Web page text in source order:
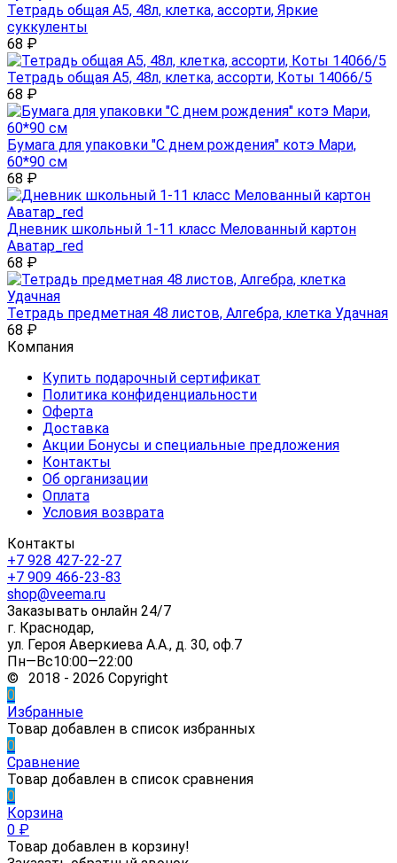
Тетрадь общая А5, 48л, клетка, ассорти, Яркие
суккуленты
68 ₽
Тетрадь общая А5, 48л, клетка, ассорти, Коты 14066/5
68 ₽
Бумага для упаковки "С днем рождения" котэ Мари,
60*90 см
68 ₽
Дневник школьный 1-11 класс Мелованный картон
Аватар_red
68 ₽
Тетрадь предметная 48 листов, Алгебра, клетка Удачная
68 ₽
Компания
Купить подарочный сертификат
Политика конфиденциальности
Оферта
Доставка
Акции Бонусы и специальные предложения
Контакты
Об организации
Оплата
Условия возврата
Контакты
+7 928 427-22-27
+7 909 466-23-83
shop@veema.ru
Заказывать онлайн 24/7
г. Краснодар,
ул. Героя Аверкиева А.А., д. 30, оф.7
Пн—Вс10:00—22:00
© 2018 - 2026 Copyright
0
Избранные
Товар добавлен в список избранных
0
Сравнение
Товар добавлен в список сравнения
0
Корзина
0 ₽
Товар добавлен в корзину!